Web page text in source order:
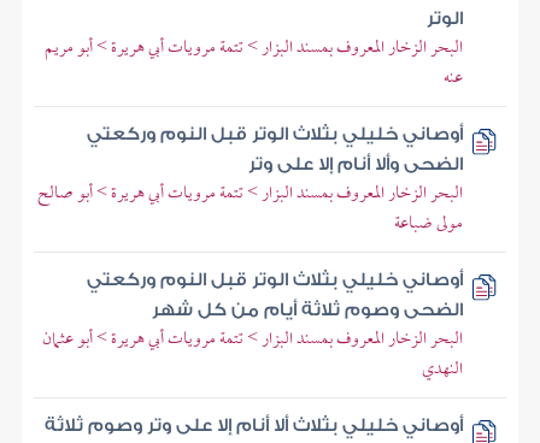
الوتر
البحر الزخار المعروف بمسند البزار > تتمة مرويات أبي هريرة > أبو مريم
عنه
أوصاني خليلي بثلاث الوتر قبل النوم وركعتي
الضحى وألا أنام إلا على وتر
البحر الزخار المعروف بمسند البزار > تتمة مرويات أبي هريرة > أبو صالح
مولى ضباعة
أوصاني خليلي بثلاث الوتر قبل النوم وركعتي
الضحى وصوم ثلاثة أيام من كل شهر
البحر الزخار المعروف بمسند البزار > تتمة مرويات أبي هريرة > أبو عثمان
النهدي
أوصاني خليلي بثلاث ألا أنام إلا على وتر وصوم ثلاثة